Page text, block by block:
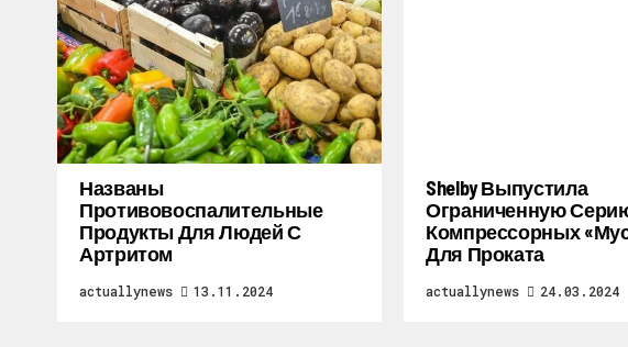
Названы
Противовоспалительные
Продукты Для Людей С
Артритом
actuallynews 13.11.2024
Shelby Выпустила
Ограниченную
Компрессорных
Для Проката
actuallynews 24.03.2024